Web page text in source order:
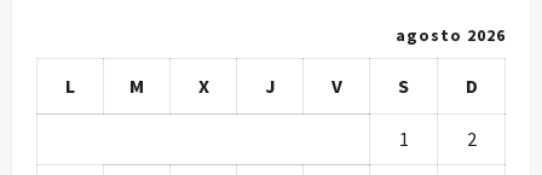
agosto 2026
L M X J V S D
1 2